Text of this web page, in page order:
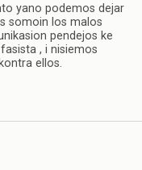
yano podemos dejar
somoin los malos
pendejos ke
, i nisiemos
ellos.